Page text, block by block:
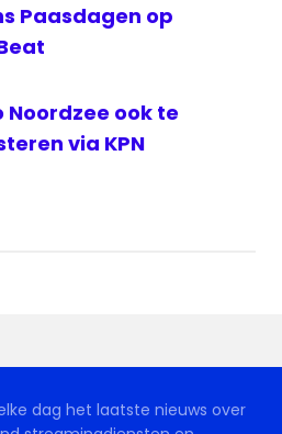
Paasdagen op
Noordzee ook te
via KPN
dag het laatste nieuws over